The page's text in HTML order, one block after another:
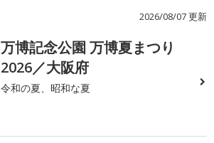
2026/08/07 更新
万博記念公園 万博夏まつり
2026／大阪府
令和の夏、昭和な夏